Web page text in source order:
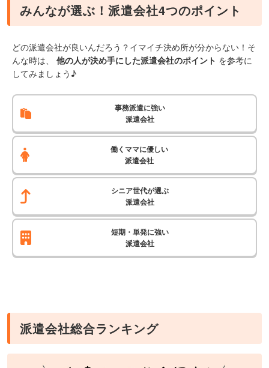
みんなが選ぶ！派遣会社4つのポイント
どの派遣会社が良いんだろう？イマイチ決め所が分からない！そ
んな時は、 他の人が決め手にした派遣会社のポイント を参考に
してみましょう♪
事務派遣に強い
派遣会社
働くママに優しい
派遣会社
シニア世代が選ぶ
派遣会社
短期・単発に強い
派遣会社
派遣会社総合ランキング